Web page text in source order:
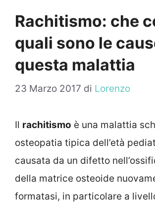
Rachitismo: che
quali sono le
questa malattia
23 Marzo 2017 di Lorenzo
Il rachitismo è una malattia
osteopatia tipica dell’età
causata da un difetto
della matrice osteoide
formatasi, in particolare a